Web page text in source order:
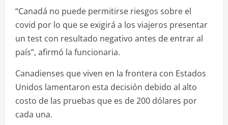
“Canadá no puede permitirse riesgos sobre el
covid por lo que se exigirá a los viajeros presentar
un test con resultado negativo antes de entrar al
país”, afirmó la funcionaria.
Canadienses que viven en la frontera con Estados
Unidos lamentaron esta decisión debido al alto
costo de las pruebas que es de 200 dólares por
cada una.